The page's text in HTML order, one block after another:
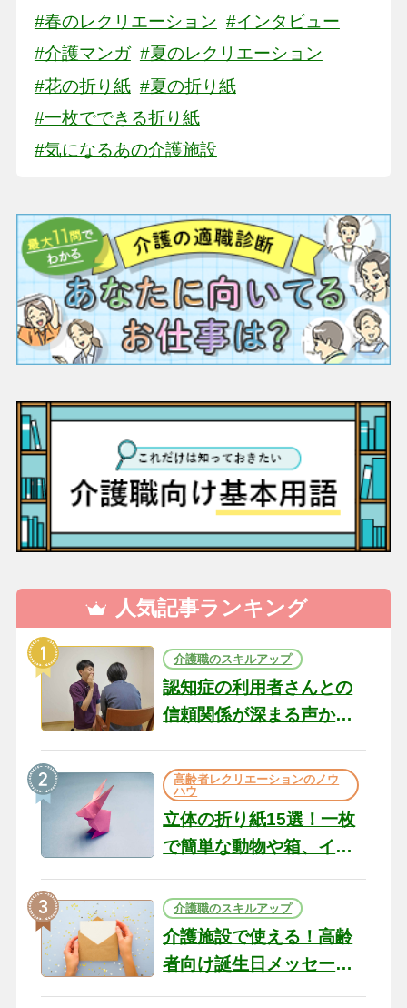
#春のレクリエーション #インタビュー
#介護マンガ #夏のレクリエーション
#花の折り紙 #夏の折り紙
#一枚でできる折り紙
#気になるあの介護施設
人気記事ランキング
介護職のスキルアップ
認知症の利用者さんとの
信頼関係が深まる声かけ
の現場から（22）
高齢者レクリエーションのノウ
ハウ
立体の折り紙15選！一枚
で簡単な動物や箱、イン
テリアになる作品まで
介護職のスキルアップ
介護施設で使える！高齢
者向け誕生日メッセージ
の例文と書き方のポイン